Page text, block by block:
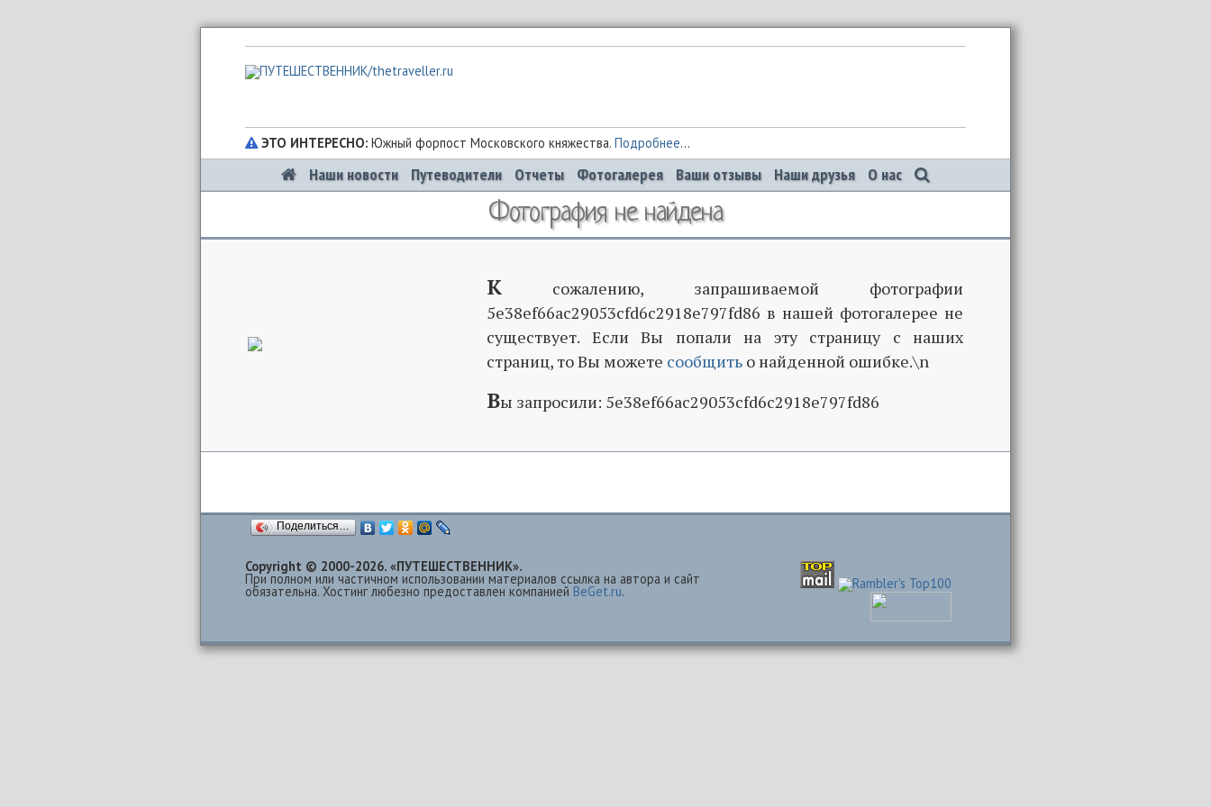
ЭТО ИНТЕРЕСНО: Южный форпост Московского княжества. Подробнее...
Наши новости Путеводители Отчеты Фотогалерея Ваши отзывы Наши друзья О нас
Фотография не найдена
К сожалению, запрашиваемой фотографии
5e38ef66ac29053cfd6c2918e797fd86 в нашей фотогалерее не
существует. Если Вы попали на эту страницу с наших
страниц, то Вы можете сообщить о найденной ошибке.\n
Вы запросили: 5e38ef66ac29053cfd6c2918e797fd86
Поделиться…
Copyright © 2000-2026. «ПУТЕШЕСТВЕННИК».
При полном или частичном использовании материалов ссылка на автора и сайт
обязательна. Хостинг любезно предоставлен компанией BeGet.ru.